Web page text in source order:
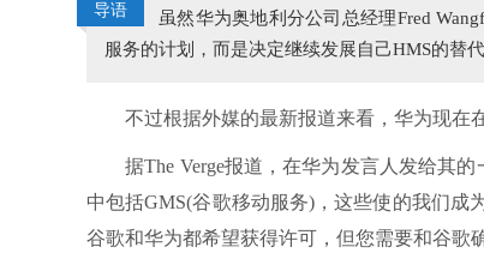
导语
虽然华为奥地利分公司总经理Fred
服务的计划，而是决定继续发展自己HMS的替代
不过根据外媒的最新报道来看，华为现在在
据The Verge报道，在华为发言人发给其的
中包括GMS(谷歌移动服务)，这些使的我们成
谷歌和华为都希望获得许可，但您需要和谷歌